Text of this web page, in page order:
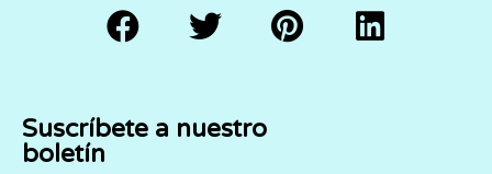
Suscríbete a nuestro
boletín